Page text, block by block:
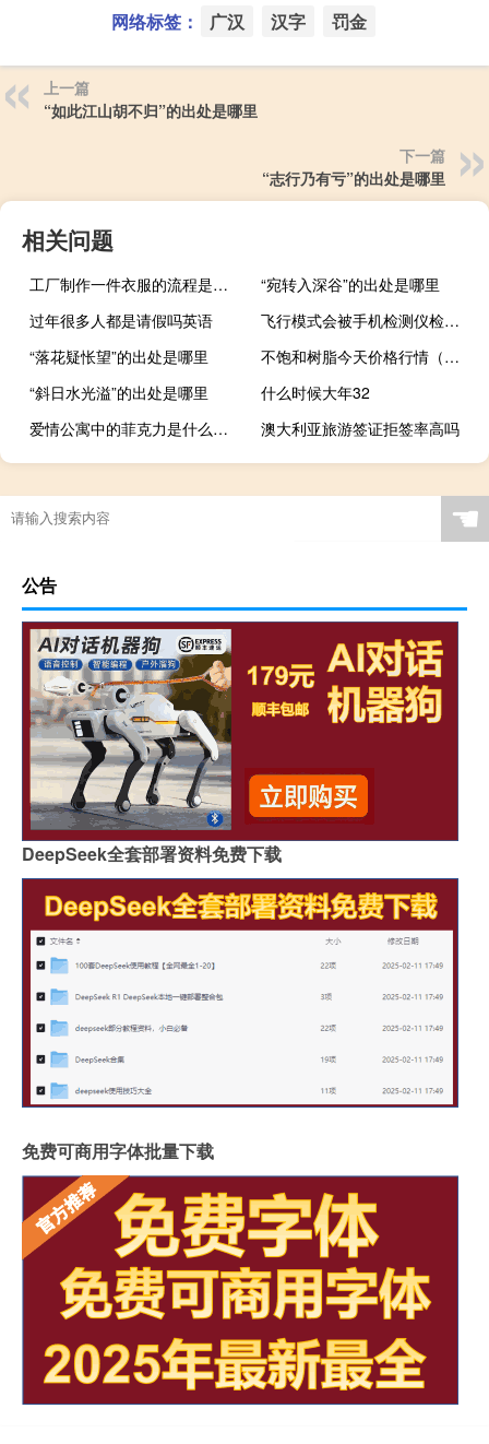
网络标签： 广汉 汉字 罚金
上一篇
“如此江山胡不归”的出处是哪里
下一篇
“志行乃有亏”的出处是哪里
相关问题
工厂制作一件衣服的流程是怎么样的？如何设计爆款衣服？
“宛转入深谷”的出处是哪里
过年很多人都是请假吗英语
飞行模式会被手机检测仪检测到吗
“落花疑怅望”的出处是哪里
不饱和树脂今天价格行情（不饱和树脂）
“斜日水光溢”的出处是哪里
什么时候大年32
爱情公寓中的菲克力是什么意思什么梗
澳大利亚旅游签证拒签率高吗
游戏失眠攻略
☚
公告
DeepSeek全套部署资料免费下载
免费可商用字体批量下载